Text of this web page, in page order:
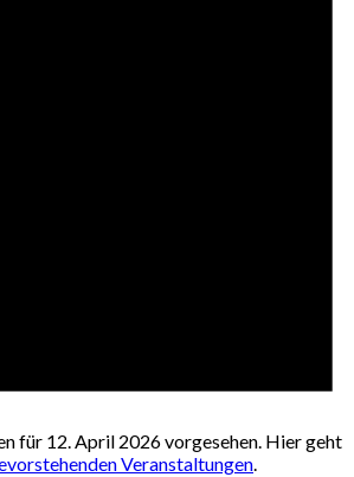
für 12. April 2026 vorgesehen. Hier geht
Veranstaltungen.